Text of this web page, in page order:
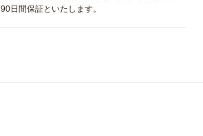
90日間保証といたします。